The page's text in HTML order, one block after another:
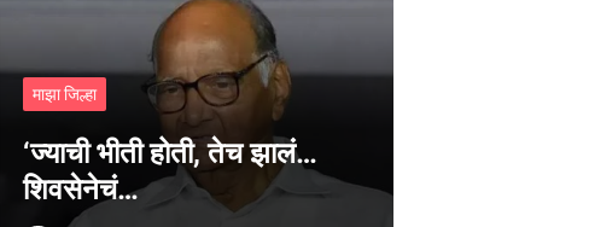
माझा जिल्हा
‘ज्याची भीती होती, तेच झालं…
शिवसेनेचं…